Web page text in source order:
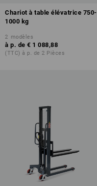
Chariot à table élévatrice 750-
1000 kg
2 modèles
à p. de € 1 088,88
(TTC) à p. de 2 Pièces